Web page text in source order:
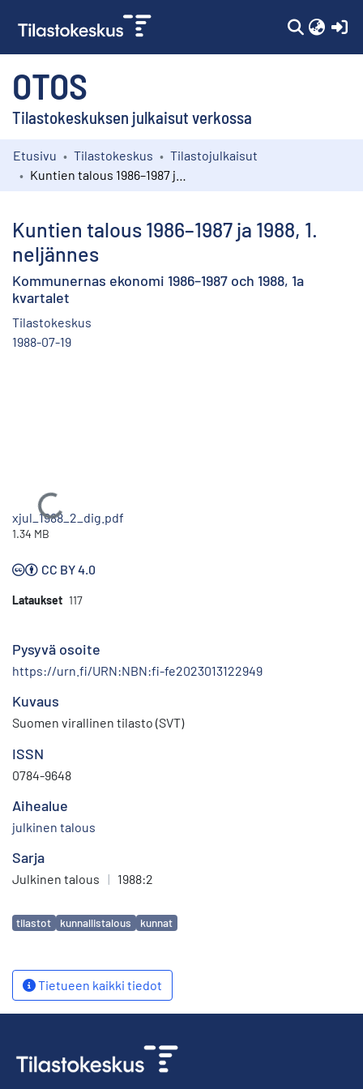
OTOS
Tilastokeskuksen julkaisut verkossa
Kokoelmat
Etusivu Tilastokeskus
Tilastojulkaisut
Kuntien talous 1986–1987 ja 1988, 1.
neljännes
Kommunernas ekonomi 1986–1987 och 1988, 1a
kvartalet
Tilastokeskus
1988-07-19
Ladataan...
xjul_1988_2_dig.pdf
1.34 MB
CC BY 4.0
Lataukset 117
Pysyvä osoite
https://urn.fi/URN:NBN:fi-fe2023013122949
Kuvaus
Suomen virallinen tilasto (SVT)
ISSN
0784-9648
Aihealue
julkinen talous
Sarja
Julkinen talous | 1988:2
Avainsanat
tilastot kunnallistalous kunnat
Tietueen kaikki tiedot